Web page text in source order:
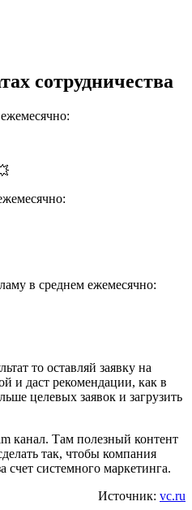
сотрудничества
в среднем ежемесячно:
то оставляй заявку на
и даст рекомендации, как в
целевых заявок и загрузить
канал. Там полезный контент
так, чтобы компания
счет системного маркетинга.
Источник: vc.ru